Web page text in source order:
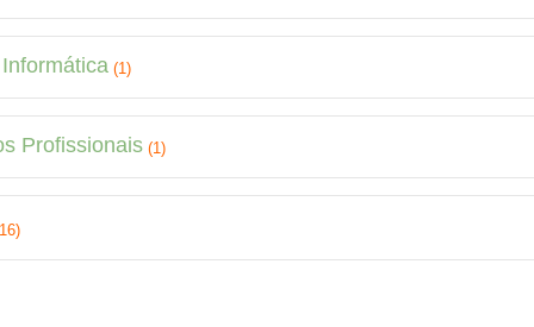
Informática (1)
Profissionais (1)